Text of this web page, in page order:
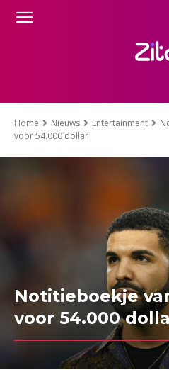
Home Nieuws Entertainment
voor 54.000 dollar
Notitieboekje
voor 54.000